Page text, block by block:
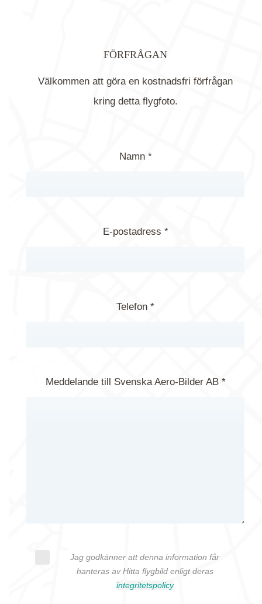
FÖRFRÅGAN
Välkommen att göra en kostnadsfri förfrågan
kring detta flygfoto.
Namn *
E-postadress *
Telefon *
Meddelande till Svenska Aero-Bilder AB *
Jag godkänner att denna information får
hanteras av Hitta flygbild enligt deras
integritetspolicy